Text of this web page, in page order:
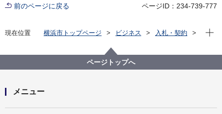
前のページに戻る ページID：234-739-777
現在位置 横浜市トップページ ビジネス
入札・契約
【入札結果公表】令和５年度横浜市立図書館のオンラ
インデータベースの借入 入札情報
現在
ページトップへ
メニュー